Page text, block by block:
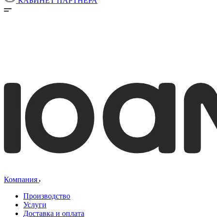
Компания
Производство
Услуги
Доставка и оплата